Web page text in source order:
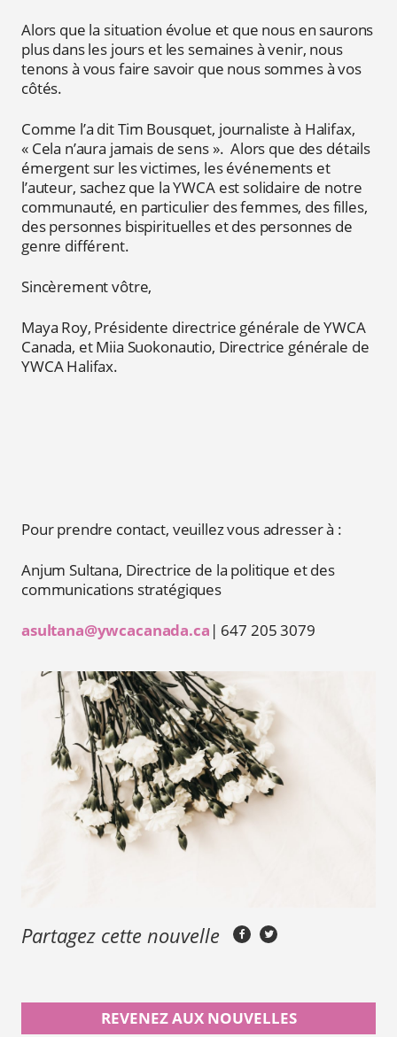
Alors que la situation évolue et que nous en saurons
plus dans les jours et les semaines à venir, nous
tenons à vous faire savoir que nous sommes à vos
côtés.
Comme l’a dit Tim Bousquet, journaliste à Halifax,
« Cela n’aura jamais de sens ». Alors que des détails
émergent sur les victimes, les événements et
l’auteur, sachez que la YWCA est solidaire de notre
communauté, en particulier des femmes, des filles,
des personnes bispirituelles et des personnes de
genre différent.
Sincèrement vôtre,
Maya Roy, Présidente directrice générale de YWCA
Canada, et Miia Suokonautio, Directrice générale de
YWCA Halifax.
Pour prendre contact, veuillez vous adresser à :
Anjum Sultana, Directrice de la politique et des
communications stratégiques
asultana@ywcacanada.ca | 647 205 3079
Partagez cette nouvelle
REVENEZ AUX NOUVELLES